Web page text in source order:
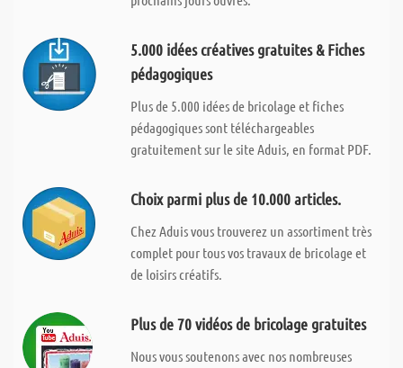
5.000 idées créatives gratuites & Fiches
pédagogiques
Plus de 5.000 idées de bricolage et fiches
pédagogiques sont téléchargeables
gratuitement sur le site Aduis, en format PDF.
Choix parmi plus de 10.000 articles.
Chez Aduis vous trouverez un assortiment très
complet pour tous vos travaux de bricolage et
de loisirs créatifs.
Plus de 70 vidéos de bricolage gratuites
Nous vous soutenons avec nos nombreuses